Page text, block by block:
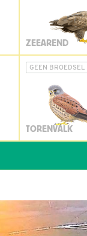
ZEEAREND
GEEN BROEDSEL
TORENVALK